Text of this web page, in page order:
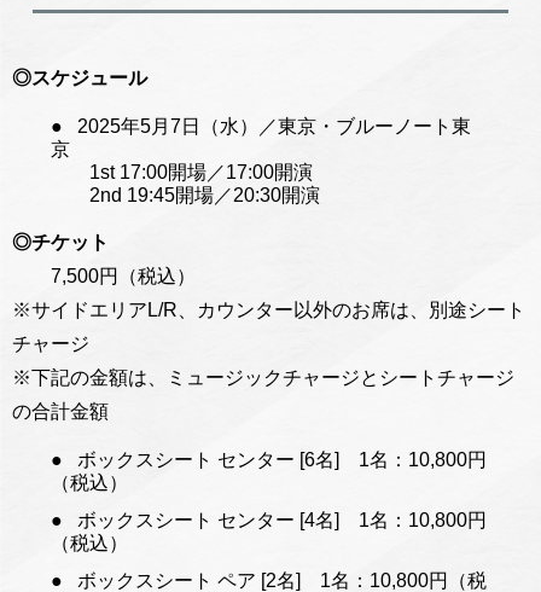
◎スケジュール
2025年5月7日（水）／東京・ブルーノート東
京
1st 17:00開場／17:00開演
2nd 19:45開場／20:30開演
◎チケット
7,500円（税込）
※サイドエリアL/R、カウンター以外のお席は、別途シート
チャージ
※下記の金額は、ミュージックチャージとシートチャージ
の合計金額
ボックスシート センター [6名] 1名：10,800円
（税込）
ボックスシート センター [4名] 1名：10,800円
（税込）
ボックスシート ペア [2名] 1名：10,800円（税